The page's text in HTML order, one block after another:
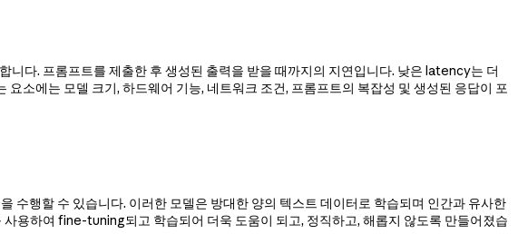
다. 프롬프트를 제출한 후 생성된 출력을 받을 때까지의 지연입니다. 낮은 latency는 더
소에는 모델 크기, 하드웨어 기능, 네트워크 조건, 프롬프트의 복잡성 및 생성된 응답이 포
행할 수 있습니다. 이러한 모델은 방대한 양의 텍스트 데이터로 학습되며 인간과 유사한
용하여 fine-tuning되고 학습되어 더욱 도움이 되고, 정직하고, 해롭지 않도록 만들어졌습